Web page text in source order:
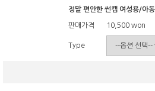
정말 편안한 썬캡 여성용/아
판매가격 10,500 won
Type